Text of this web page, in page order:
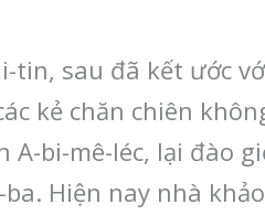
tin, sau đã kết ước
kẻ chăn chiên
A-bi-mê-léc, lại đào
Hiện nay nhà